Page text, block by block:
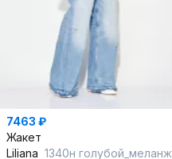
7463 ₽
Жакет
Liliana 1340н голубой_меланж